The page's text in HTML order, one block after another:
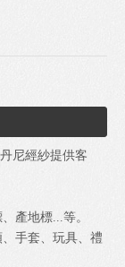
尼經紗提供客
產地標...等。
手套、玩具、禮